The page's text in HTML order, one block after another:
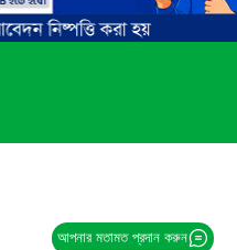
আপনার মতামত প্রদান করুন